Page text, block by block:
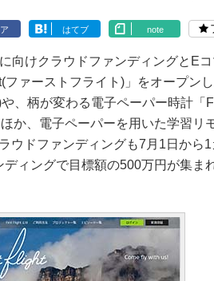
はてブ note
向けクラウドファンディングとE
ァーストフライト)」をオープン
、柄が変わる電子ペーパー時計「
か、電子ペーパーを用いた学習リ
ウドファンディングも7月1日から
ィングで目標額の500万円が集ま